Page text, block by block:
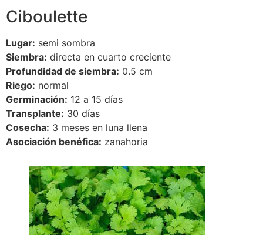
Ciboulette
Lugar: semi sombra
Siembra: directa en cuarto creciente
Profundidad de siembra: 0.5 cm
Riego: normal
Germinación: 12 a 15 días
Transplante: 30 días
Cosecha: 3 meses en luna llena
Asociación benéfica: zanahoria